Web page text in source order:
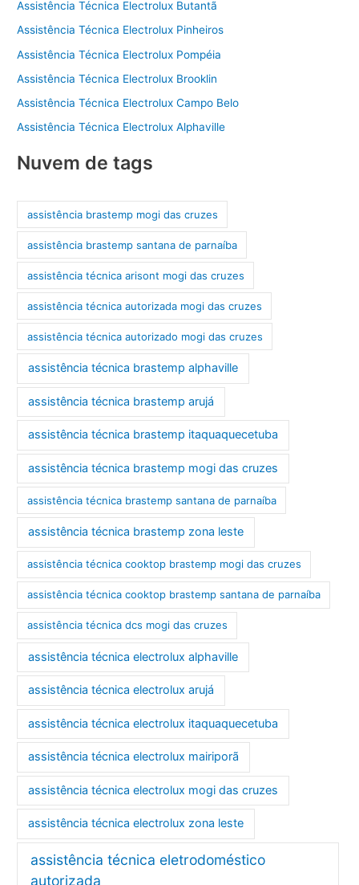
Assistência Técnica Electrolux Butantã
Assistência Técnica Electrolux Pinheiros
Assistência Técnica Electrolux Pompéia
Assistência Técnica Electrolux Brooklin
Assistência Técnica Electrolux Campo Belo
Assistência Técnica Electrolux Alphaville
Nuvem de tags
assistência brastemp mogi das cruzes
assistência brastemp santana de parnaíba
assistência técnica arisont mogi das cruzes
assistência técnica autorizada mogi das cruzes
assistência técnica autorizado mogi das cruzes
assistência técnica brastemp alphaville
assistência técnica brastemp arujá
assistência técnica brastemp itaquaquecetuba
assistência técnica brastemp mogi das cruzes
assistência técnica brastemp santana de parnaíba
assistência técnica brastemp zona leste
assistência técnica cooktop brastemp mogi das cruzes
assistência técnica cooktop brastemp santana de parnaíba
assistência técnica dcs mogi das cruzes
assistência técnica electrolux alphaville
assistência técnica electrolux arujá
assistência técnica electrolux itaquaquecetuba
assistência técnica electrolux mairiporã
assistência técnica electrolux mogi das cruzes
assistência técnica electrolux zona leste
assistência técnica eletrodoméstico
autorizada